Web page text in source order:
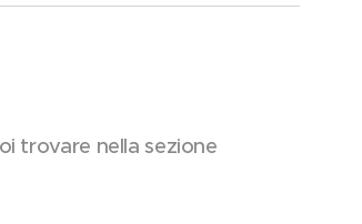
trovare nella sezione